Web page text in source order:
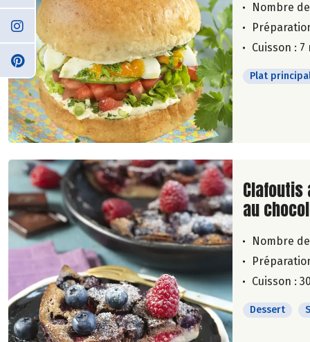
Nombre
Cuisson : 7
Plat
Lire la
au
Nombre
Cuisson :
Dessert